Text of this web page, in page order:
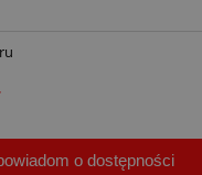
o dostępności